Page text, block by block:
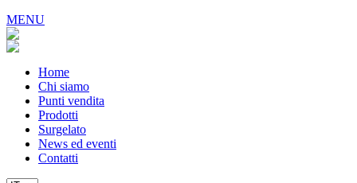
MENU
Home
Chi siamo
Punti vendita
Prodotti
Surgelato
News ed eventi
Contatti